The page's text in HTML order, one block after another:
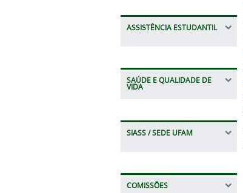
ASSISTÊNCIA ESTUDANTIL
SAÚDE E QUALIDADE DE
VIDA
SIASS / SEDE UFAM
COMISSÕES